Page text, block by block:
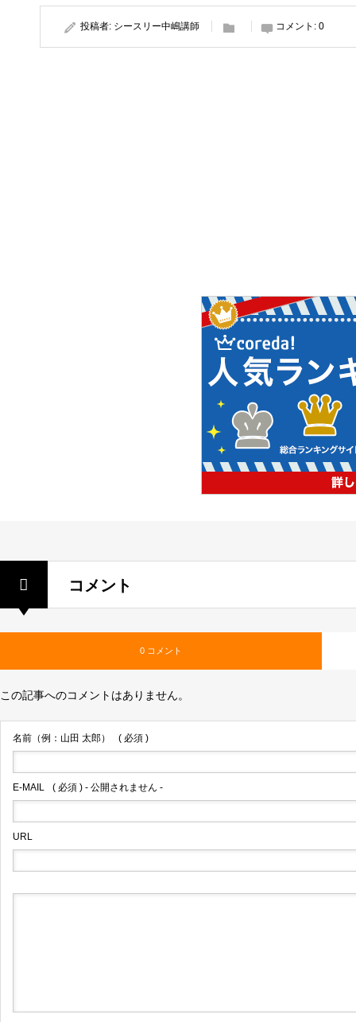
投稿者: シースリー中嶋講師 コメント: 0
コメント
0 コメント
この記事へのコメントはありません。
名前（例：山田 太郎） ( 必須 )
E-MAIL ( 必須 ) - 公開されません -
URL